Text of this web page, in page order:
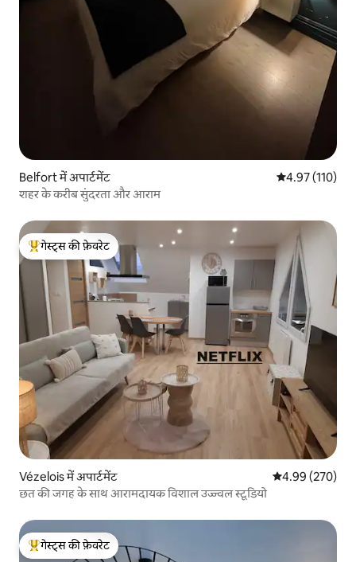
Belfort में अपार्टमेंट औसत रेटिंग 5 में से
4.97 (110)
शहर के करीब सुंदरता और आराम
गेस्ट्स का टॉप फ़ेवरेट
गेस्ट्स की फ़ेवरेट
Vézelois में अपार्टमेंट औसत रेटिंग 5 में से
4.99 (270)
छत की जगह के साथ आरामदायक विशाल उज्ज्वल स्टूडियो
गेस्ट्स का टॉप फ़ेवरेट
गेस्ट्स की फ़ेवरेट